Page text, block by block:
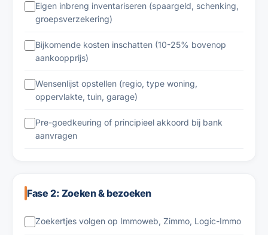
Eigen inbreng inventariseren (spaargeld, schenking,
groepsverzekering)
Bijkomende kosten inschatten (10-25% bovenop
aankoopprijs)
Wensenlijst opstellen (regio, type woning,
oppervlakte, tuin, garage)
Pre-goedkeuring of principieel akkoord bij bank
aanvragen
Fase 2: Zoeken & bezoeken
Zoekertjes volgen op Immoweb, Zimmo, Logic-Immo